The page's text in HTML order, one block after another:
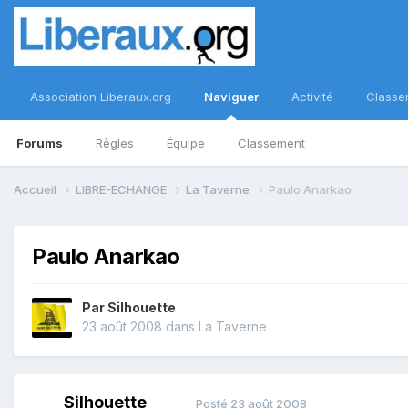
Association Liberaux.org Naviguer
Forums Règles Équipe Classement
Activité
Accueil LIBRE-ECHANGE La Taverne Paulo Anarkao
Paulo Anarkao
ParSilhouette
23 août 2008 dans La Taverne
Silhouette Posté 23 août 2008